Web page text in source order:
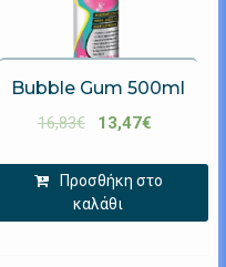
Bubble Gum 500ml
16,83€ 13,47€
Προσθήκη στο
καλάθι